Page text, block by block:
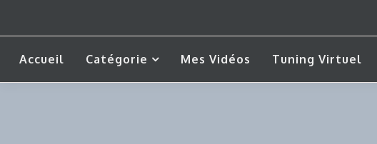
Accueil Catégorie Mes Vidéos Tuning Virtuel